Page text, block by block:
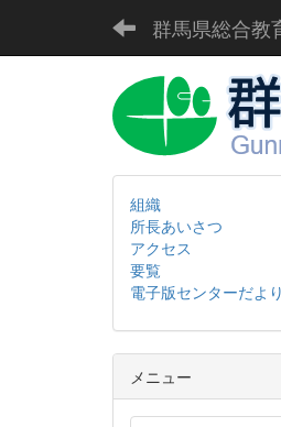
群馬県総合教
組織
所長あいさつ
アクセス
要覧
電子版センターだより
メニュー